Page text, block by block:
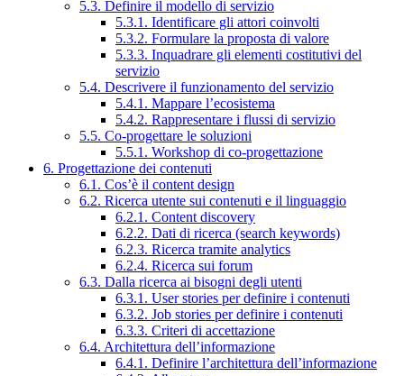
5.3. Definire il modello di servizio
5.3.1. Identificare gli attori coinvolti
5.3.2. Formulare la proposta di valore
5.3.3. Inquadrare gli elementi costitutivi del
servizio
5.4. Descrivere il funzionamento del servizio
5.4.1. Mappare l’ecosistema
5.4.2. Rappresentare i flussi di servizio
5.5. Co-progettare le soluzioni
5.5.1. Workshop di co-progettazione
6. Progettazione dei contenuti
6.1. Cos’è il content design
6.2. Ricerca utente sui contenuti e il linguaggio
6.2.1. Content discovery
6.2.2. Dati di ricerca (search keywords)
6.2.3. Ricerca tramite analytics
6.2.4. Ricerca sui forum
6.3. Dalla ricerca ai bisogni degli utenti
6.3.1. User stories per definire i contenuti
6.3.2. Job stories per definire i contenuti
6.3.3. Criteri di accettazione
6.4. Architettura dell’informazione
6.4.1. Definire l’architettura dell’informazione